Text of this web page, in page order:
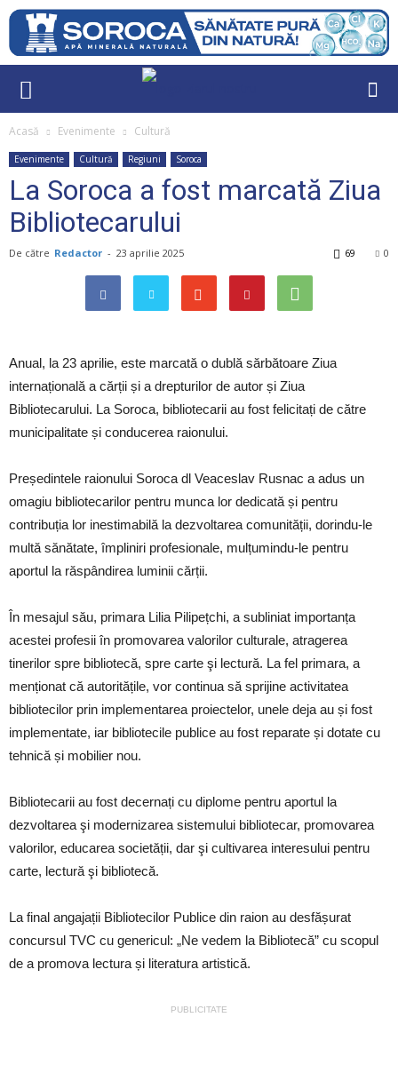
Acasă Evenimente Cultură
Evenimente Cultură Regiuni Soroca
La Soroca a fost marcată Ziua
Bibliotecarului
De către Redactor - 23 aprilie 2025 0
69
Anual, la 23 aprilie, este marcată o dublă sărbătoare Ziua
internațională a cărții și a drepturilor de autor și Ziua
Bibliotecarului. La Soroca, bibliotecarii au fost felicitați de către
municipalitate și conducerea raionului.
Președintele raionului Soroca dl Veaceslav Rusnac a adus un
omagiu bibliotecarilor pentru munca lor dedicată și pentru
contribuția lor inestimabilă la dezvoltarea comunității, dorindu-le
multă sănătate, împliniri profesionale, mulțumindu-le pentru
aportul la răspândirea luminii cărții.
În mesajul său, primara Lilia Pilipețchi, a subliniat importanța
acestei profesii în promovarea valorilor culturale, atragerea
tinerilor spre bibliotecă, spre carte şi lectură. La fel primara, a
menționat că autoritățile, vor continua să sprijine activitatea
bibliotecilor prin implementarea proiectelor, unele deja au și fost
implementate, iar bibliotecile publice au fost reparate și dotate cu
tehnică și mobilier nou.
Bibliotecarii au fost decernați cu diplome pentru aportul la
dezvoltarea şi modernizarea sistemului bibliotecar, promovarea
valorilor, educarea societății, dar şi cultivarea interesului pentru
carte, lectură şi bibliotecă.
La final angajații Bibliotecilor Publice din raion au desfășurat
concursul TVC cu genericul: „Ne vedem la Bibliotecă” cu scopul
de a promova lectura și literatura artistică.
PUBLICITATE